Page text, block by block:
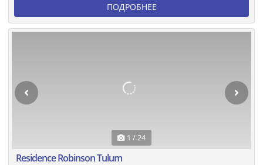
ПОДРОБНЕЕ
1 / 24
Residence Robinson Tulum